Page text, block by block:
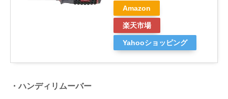
Amazon
楽天市場
Yahooショッピング
・ハンディリムーバー